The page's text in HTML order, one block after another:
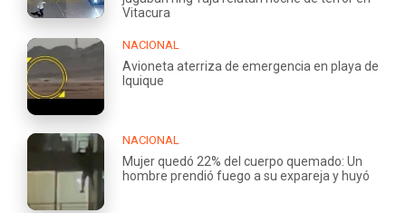
Vitacura
NACIONAL
Avioneta aterriza de emergencia en playa de
Iquique
NACIONAL
Mujer quedó 22% del cuerpo quemado: Un
hombre prendió fuego a su expareja y huyó